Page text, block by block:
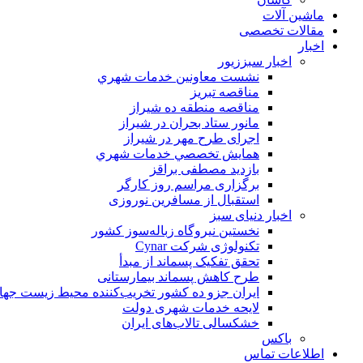
ماشین آلات
مقالات تخصصی
اخبار
اخبار سبززیور
نشست معاونين خدمات شهري
مناقصه تبريز
مناقصه منطقه ده شیراز
مانور ستاد بحران در شیراز
اجرای طرح مهر در شیراز
همايش تخصصي خدمات شهري
بازدید مصطفی براقز
برگزاری مراسم روز کارگر
استقبال از مسافرین نوروزی
اخبار دنیای سبز
نخستین نیروگاه زباله‌سوز کشور
تکنولوژی شرکت Cynar
تحقق تفکیک پسماند از مبدأ
طرح کاهش پسماند بیمارستانی
ايران جزو ده كشور تخريب‌كننده محيط زيست
لایحه خدمات شهری دولت
خشکسالی تالاب‌های ایران
باکس
اطلاعات تماس